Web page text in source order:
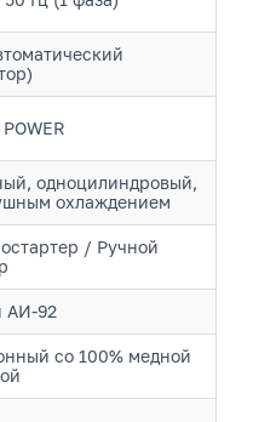
одноцилиндровый,
охлаждением
/ Ручной
АИ-92
со 100% медной